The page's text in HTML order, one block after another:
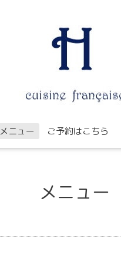
メニュー ご予約はこちら
メニュー